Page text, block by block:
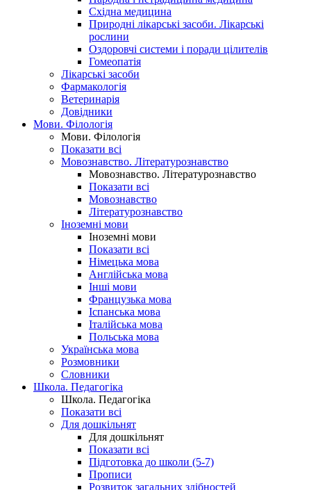
Східна медицина
Природні лікарські засоби. Лікарські
рослини
Оздоровчі системи і поради цілителів
Гомеопатія
Лікарські засоби
Фармакологія
Ветеринарія
Довідники
Мови. Філологія
Мови. Філологія
Показати всі
Мовознавство. Літературознавство
Мовознавство. Літературознавство
Показати всі
Мовознавство
Літературознавство
Іноземні мови
Іноземні мови
Показати всі
Німецька мова
Англійська мова
Інші мови
Французька мова
Іспанська мова
Італійська мова
Польська мова
Українська мова
Розмовники
Словники
Школа. Педагогіка
Школа. Педагогіка
Показати всі
Для дошкільнят
Для дошкільнят
Показати всі
Підготовка до школи (5-7)
Прописи
Розвиток загальних здібностей